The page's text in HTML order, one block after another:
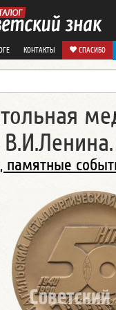
КОНТАКТЫ СПАСИБО
памятные